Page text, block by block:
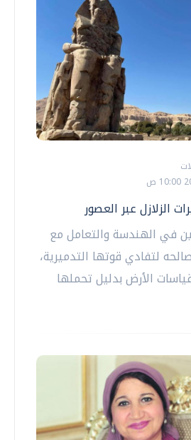
الزلازل عبر العصور
في الهندسة والتعامل مع
لتفادي قوتها التدميرية،
الأرض بدليل تحملها